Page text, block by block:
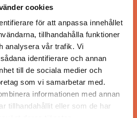
cookies
för att anpassa innehållet
tillhandahålla funktioner
analysera vår trafik. Vi
identifierare och annan
till de sociala medier och
som vi samarbetar med.
informationen med annan
tillhandahållit eller som de har
ges ut avVisita
UTGIVARE
Siljhammar